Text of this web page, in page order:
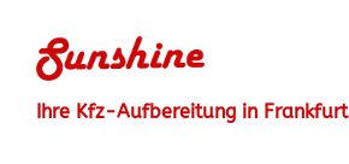
Ihre Kfz-Aufbereitung in Frankfurt